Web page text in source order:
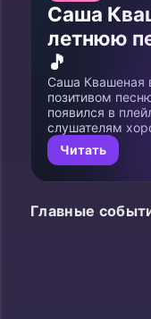
Саша
летнюю
🎵
Саша Квашеная
позитивом
появился в
слушателям
Читать
Главные